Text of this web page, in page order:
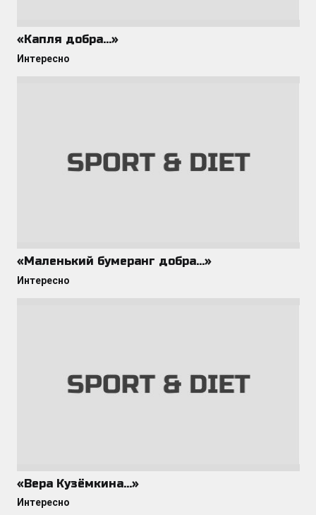
«Капля добра…»
Интересно
«Маленький бумеранг добра…»
Интересно
«Вера Кузёмкина…»
Интересно